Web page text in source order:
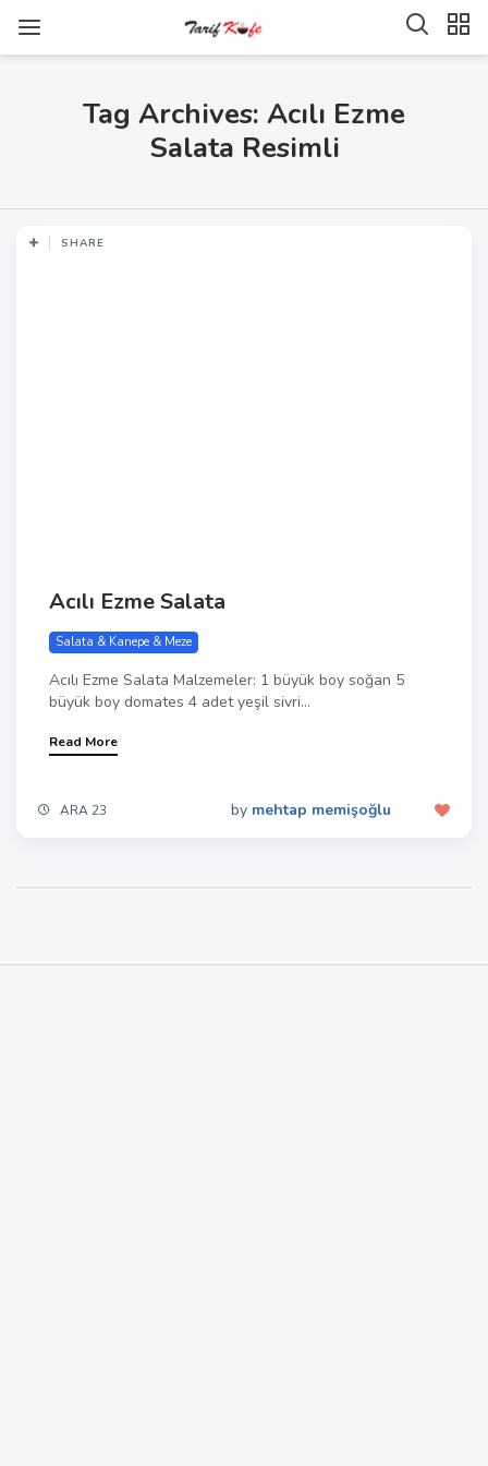
Tag Archives: Acılı Ezme
Salata Resimli
SHARE
Acılı Ezme Salata
Salata & Kanepe & Meze
Acılı Ezme Salata Malzemeler: 1 büyük boy soğan 5
büyük boy domates 4 adet yeşil sivri...
Read More
ARA 23 by mehtap memişoğlu